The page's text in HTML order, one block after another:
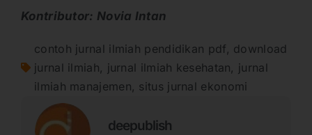
Kontributor: Novia Intan
contoh jurnal ilmiah pendidikan pdf download
jurnal ilmiah
jurnal ilmiah kesehatan
jurnal
ilmiah manajemen situs jurnal ekonomi
deepublish